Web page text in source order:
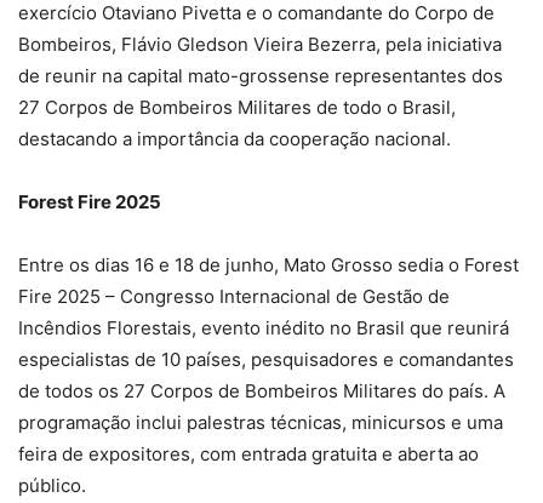
exercício Otaviano Pivetta e o comandante do Corpo de
Bombeiros, Flávio Gledson Vieira Bezerra, pela iniciativa
de reunir na capital mato-grossense representantes dos
27 Corpos de Bombeiros Militares de todo o Brasil,
destacando a importância da cooperação nacional.
Forest Fire 2025
Entre os dias 16 e 18 de junho, Mato Grosso sedia o Forest
Fire 2025 – Congresso Internacional de Gestão de
Incêndios Florestais, evento inédito no Brasil que reunirá
especialistas de 10 países, pesquisadores e comandantes
de todos os 27 Corpos de Bombeiros Militares do país. A
programação inclui palestras técnicas, minicursos e uma
feira de expositores, com entrada gratuita e aberta ao
público.